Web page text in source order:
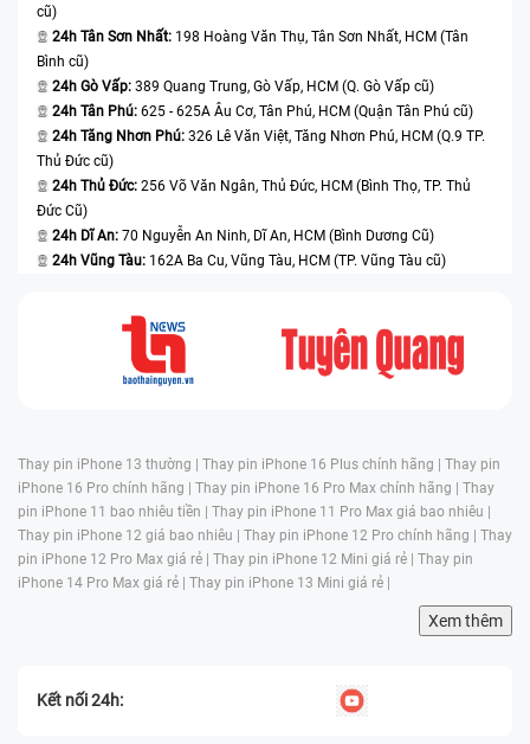
cũ)
24h Tân Sơn Nhất: 198 Hoàng Văn Thụ, Tân Sơn Nhất, HCM (Tân
Bình cũ)
24h Gò Vấp: 389 Quang Trung, Gò Vấp, HCM (Q. Gò Vấp cũ)
24h Tân Phú: 625 - 625A Âu Cơ, Tân Phú, HCM (Quận Tân Phú cũ)
24h Tăng Nhơn Phú: 326 Lê Văn Việt, Tăng Nhơn Phú, HCM (Q.9 TP.
Thủ Đức cũ)
24h Thủ Đức: 256 Võ Văn Ngân, Thủ Đức, HCM (Bình Thọ, TP. Thủ
Đức Cũ)
24h Dĩ An: 70 Nguyễn An Ninh, Dĩ An, HCM (Bình Dương Cũ)
24h Vũng Tàu: 162A Ba Cu, Vũng Tàu, HCM (TP. Vũng Tàu cũ)
Thay pin iPhone 13 thường | Thay pin iPhone 16 Plus chính hãng | Thay pin
iPhone 16 Pro chính hãng | Thay pin iPhone 16 Pro Max chính hãng | Thay
pin iPhone 11 bao nhiêu tiền | Thay pin iPhone 11 Pro Max giá bao nhiêu |
Thay pin iPhone 12 giá bao nhiêu | Thay pin iPhone 12 Pro chính hãng | Thay
pin iPhone 12 Pro Max giá rẻ | Thay pin iPhone 12 Mini giá rẻ | Thay pin
iPhone 14 Pro Max giá rẻ | Thay pin iPhone 13 Mini giá rẻ |
Xem thêm
Kết nối 24h: